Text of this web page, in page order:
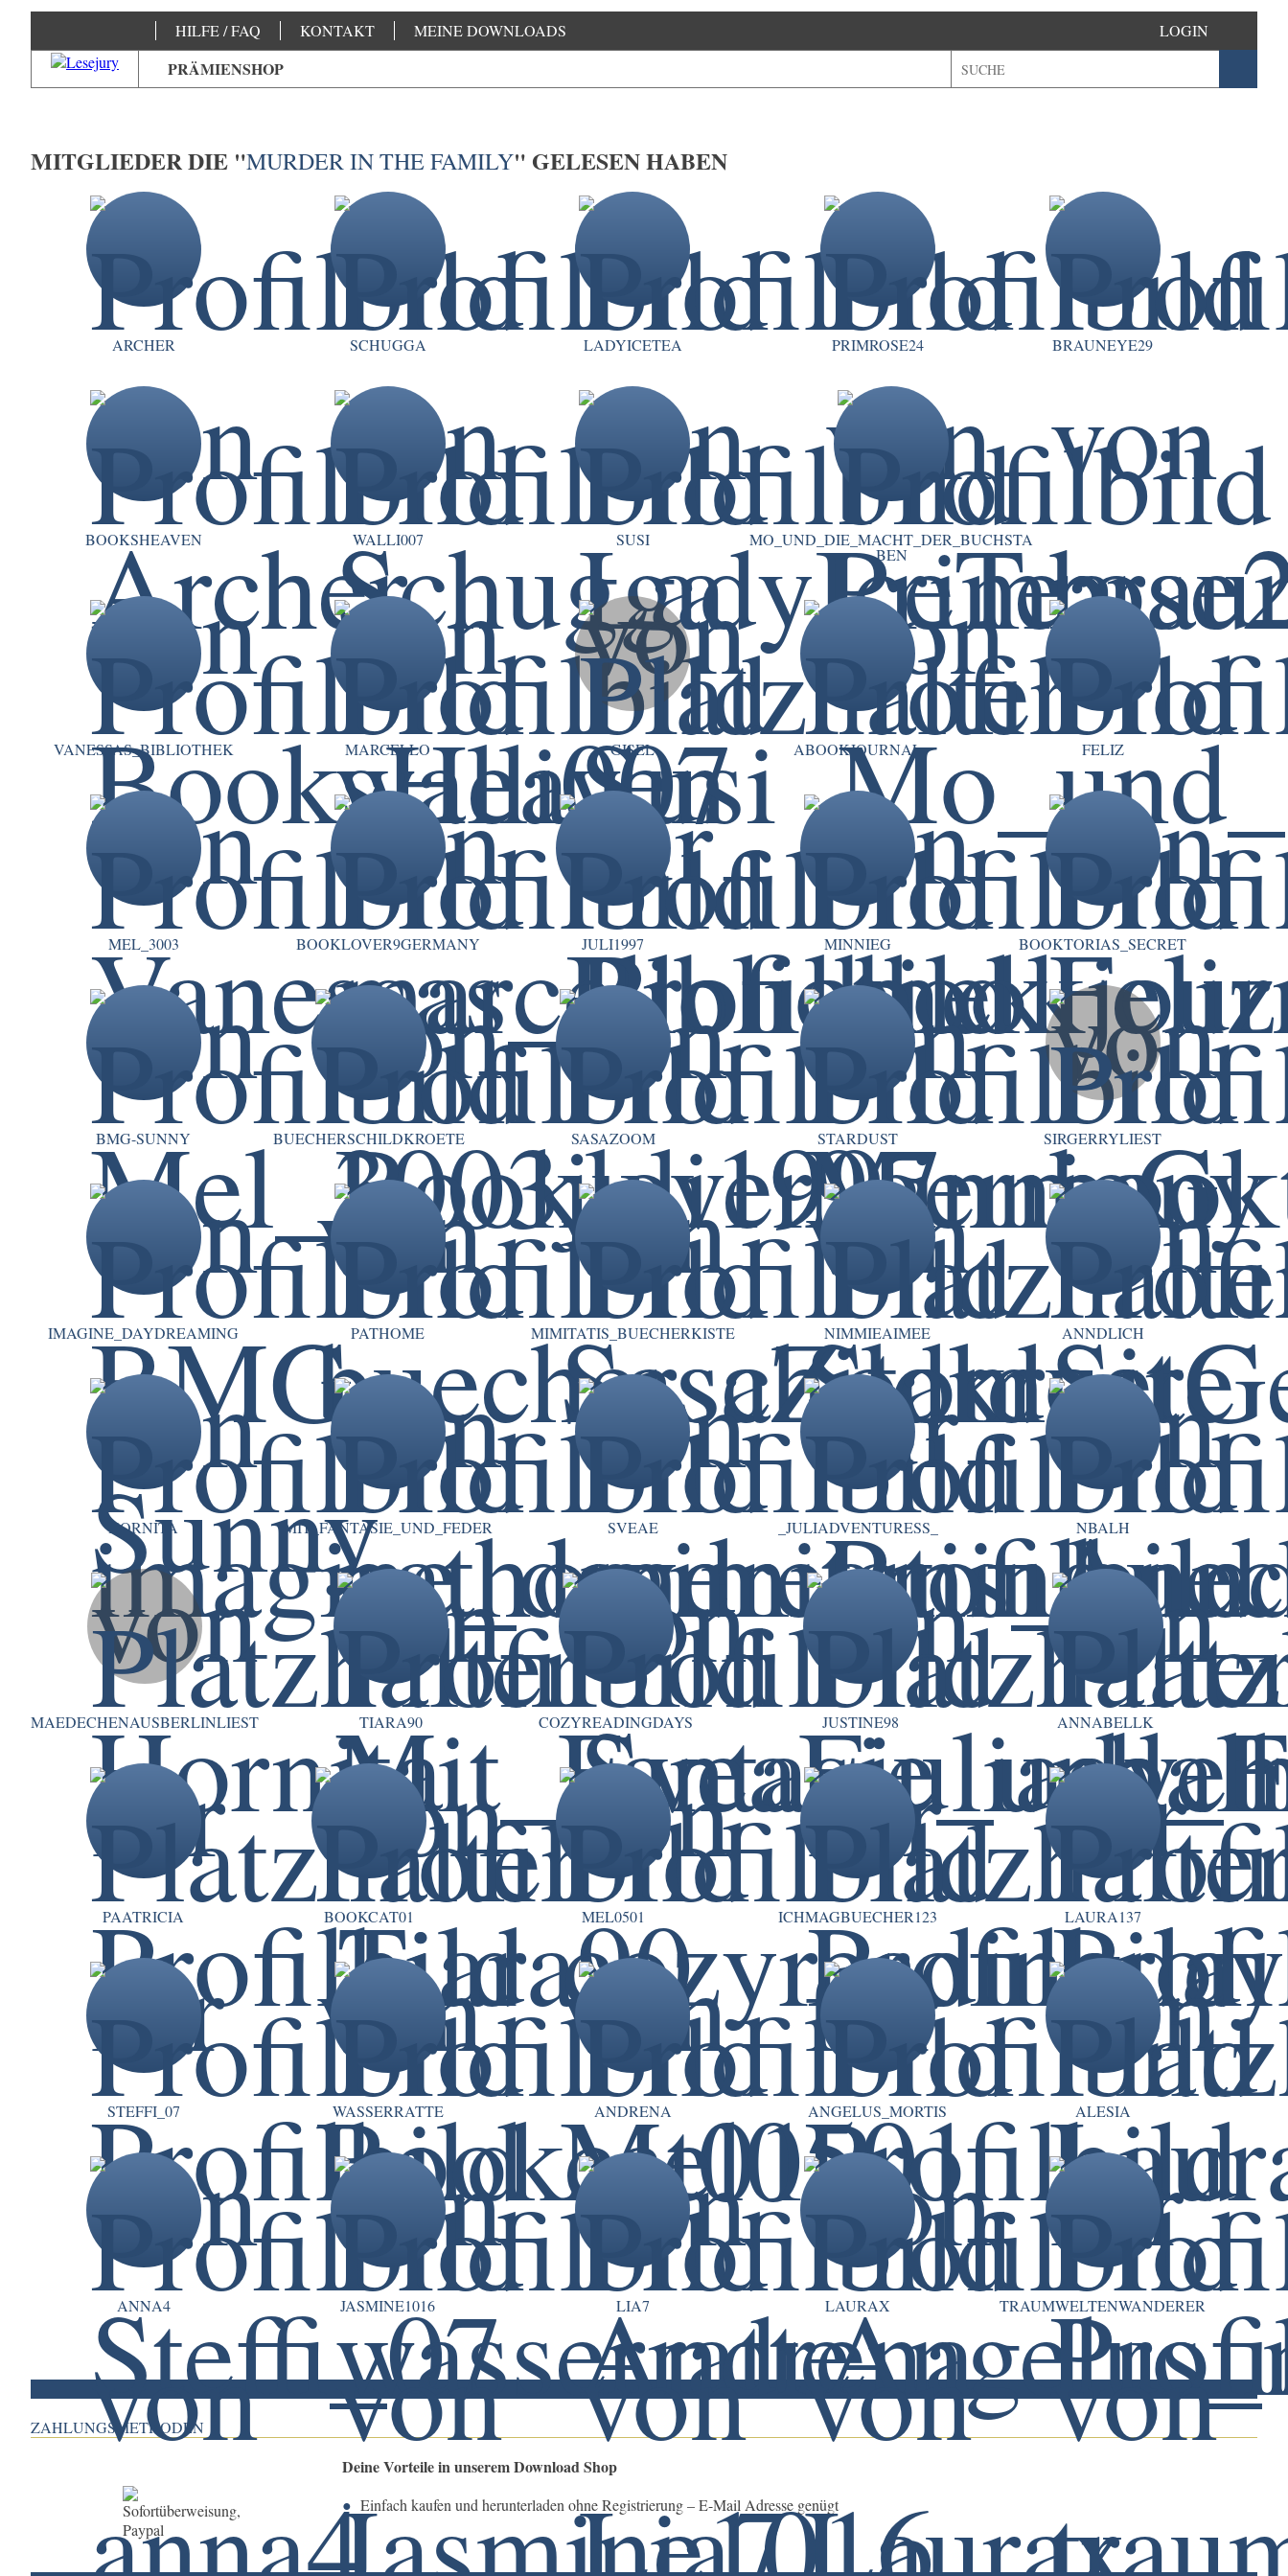
HILFE / FAQ KONTAKT MEINE DOWNLOADS
PRÄMIENSHOP
LOGIN
MITGLIEDER DIE "MURDER IN THE FAMILY" GELESEN HABEN
ARCHER SCHUGGA LADYICETEA PRIMROSE24 BRAUNEYE29
BOOKSHEAVEN WALLI007 SUSI MO_UND_DIE_MACHT_DER_BUCHSTA
BEN
VANESSAS_BIBLIOTHEK MARCELLO GISEL ABOOKJOURNAL FELIZ
MEL_3003 BOOKLOVER9GERMANY JULI1997 MINNIEG BOOKTORIAS_SECRET
BMG-SUNNY BUECHERSCHILDKROETE SASAZOOM STARDUST SIRGERRYLIEST
IMAGINE_DAYDREAMING PATHOME MIMITATIS_BUECHERKISTE NIMMIEAIMEE ANNDLICH
HORNITA MIT_FANTASIE_UND_FEDER SVEAE _JULIADVENTURESS_ NBALH
MAEDECHENAUSBERLINLIEST TIARA90 COZYREADINGDAYS JUSTINE98 ANNABELLK
PAATRICIA BOOKCAT01 MEL0501 ICHMAGBUECHER123 LAURA137
STEFFI_07 WASSERRATTE ANDRENA ANGELUS_MORTIS ALESIA
ANNA4 JASMINE1016 LIA7 LAURAX TRAUMWELTENWANDERER
ZAHLUNGSMETHODEN
Deine Vorteile in unserem Download Shop
Einfach kaufen und herunterladen ohne Registrierung – E-Mail Adresse genügt